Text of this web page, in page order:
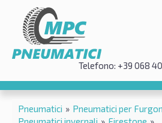
Telefono: +39 068
Pneumatici » Pneumatici per